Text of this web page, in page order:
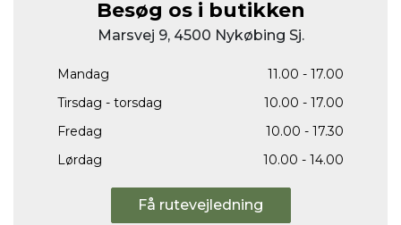
Besøg os i butikken
Marsvej 9, 4500 Nykøbing Sj.
Mandag
11.00 - 17.00
Tirsdag - torsdag
10.00 - 17.00
Fredag
10.00 - 17.30
Lørdag
10.00 - 14.00
Få rutevejledning